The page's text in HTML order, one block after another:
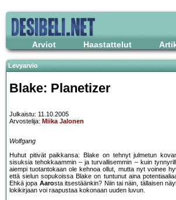
Arviot Haastattelut
Levyarvio
Blake: Planetizer
Julkaistu: 11.10.2005
Arvostelija: Miika Jalonen
Wolfgang
Huhut pitivät paikkansa: Blake on tehnyt julmetun
sisuksia tehokkaammin – ja turvallisemmin – kuin
aiempi tuotantokaan ole kehnoa ollut, mutta nyt voinee
että sielun sopukoissa Blake on tuntunut aina
Ehkä jopa Aarosta itsestäänkin? Niin tai näin, tällaisen
lokikirjaan voi raapustaa kokonaan uuden luvun.